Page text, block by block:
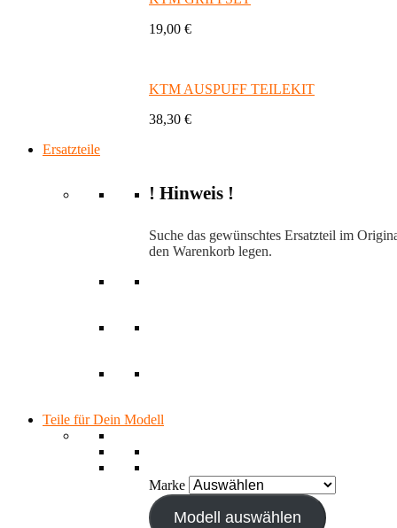
19,00 €
KTM AUSPUFF TEILEKIT
38,30 €
Ersatzteile
! Hinweis !
Suche das gewünschtes Ersatzteil im
den Warenkorb legen.
Teile für Dein Modell
Marke
Modell auswählen